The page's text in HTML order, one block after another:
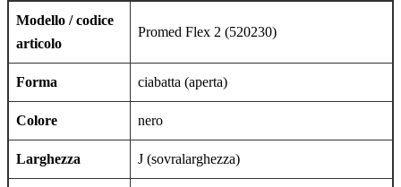
Modello / codice
articolo
Promed Flex 2 (520230)
Forma ciabatta (aperta)
Colore nero
Larghezza J (sovralarghezza)